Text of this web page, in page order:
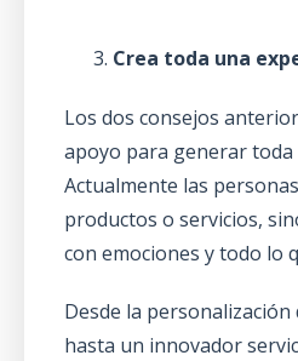
Crea toda una
Los dos consejos
apoyo para generar toda
Actualmente las
productos o servicios,
con emociones y todo lo
Desde la
hasta un innovador